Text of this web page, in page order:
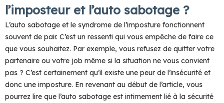
l’imposteur et l’auto sabotage ?
L’auto sabotage et le syndrome de l’imposture fonctionnent
souvent de pair. C’est un ressenti qui vous empêche de faire ce
que vous souhaitez. Par exemple, vous refusez de quitter votre
partenaire ou votre job même si la situation ne vous convient
pas ? C’est certainement qu’il existe une peur de l’insécurité et
donc une imposture. En revenant au début de l’article, vous
pourrez lire que l’auto sabotage est intimement lié à la sécurité